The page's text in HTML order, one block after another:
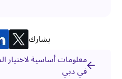
يشارك
معلومات أساسية لاختيار
في دبي